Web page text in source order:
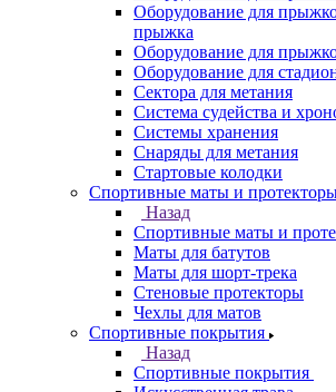
Оборудование для
прыжка
Оборудование для
Оборудование для
Сектора для метания
Система судейства и
Системы хранения
Снаряды для метания
Стартовые колодки
Спортивные маты и
Назад
Спортивные маты и
Маты для батутов
Маты для шорт-трека
Стеновые протекторы
Чехлы для матов
Спортивные покрытия
Назад
Спортивные покрытия